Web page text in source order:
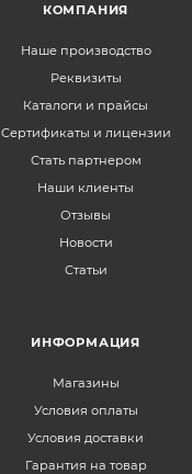
КОМПАНИЯ
Наше производство
Реквизиты
Каталоги и прайсы
Сертификаты и лицензии
Стать партнером
Наши клиенты
Отзывы
Новости
Статьи
ИНФОРМАЦИЯ
Магазины
Условия оплаты
Условия доставки
Гарантия на товар